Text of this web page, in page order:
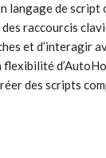
langage de script
raccourcis
et d’interagir
flexibilité
des scripts